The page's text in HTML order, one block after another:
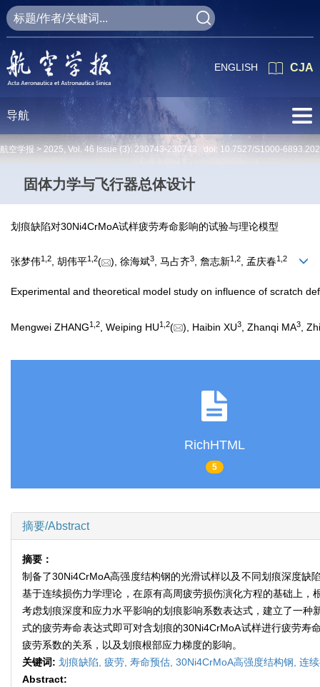
CJA
ENGLISH
导航
航空学报 > 2025, Vol. 46 Issue (3): 230743-230743 doi: 10.7527/S1000-
固体力学与飞行器总体设计
划痕缺陷对30Ni4CrMoA试样疲劳寿命影响的试验与理论模型
张梦伟1 2, 胡伟平1 2( ), 徐海斌3, 马占齐3, 詹志新1 2, 孟庆春1 2
Experimental and theoretical model study on influence of scratch
Mengwei ZHANG1 2 , Weiping HU1 2( ), Haibin XU3 , Zhanqi MA3 ,
RichHTML
5
摘要/Abstract
摘要：
制备了30Ni4CrMoA高强度结构钢的光滑试样以及不同划痕深度
基于连续损伤力学理论，在原有高周疲劳损伤演化方程的基础上
考虑划痕深度和应力水平影响的划痕影响系数表达式，建立了一
式的疲劳寿命表达式即可对含划痕的30Ni4CrMoA试样进行疲劳
疲劳系数的关系，以及划痕根部应力梯度的影响。
关键词: 划痕缺陷, 疲劳, 寿命预估, 30Ni4CrMoA高强度结构钢, 连
Abstract: